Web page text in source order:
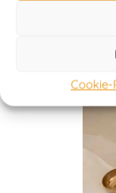
Cookie-